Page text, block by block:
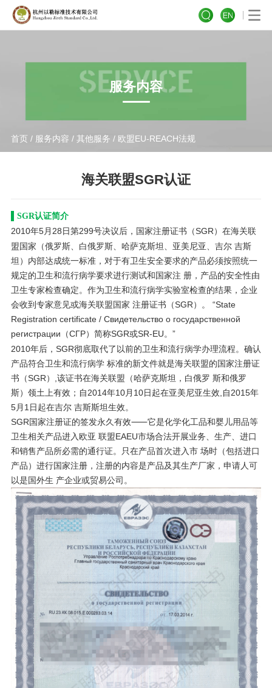
服务内容
首页 / 服务内容 / 其他服务 / 欧盟EU-REACH法规
海关联盟SGR认证
▌SGR认证简介
2010年5月28日第299号决议后，国家注册证书（SGR）在海关联
盟国家（俄罗斯、白俄罗斯、哈萨克斯坦、亚美尼亚、吉尔 吉斯
坦）内部达成统一标准，对于有卫生安全要求的产品必须按照统一
规定的卫生和流行病学要求进行测试和国家注 册，产品的安全性由
卫生专家检查确定。作为卫生和流行病学实验室检查的结果，企业
会收到专家意见或海关联盟国家 注册证书（SGR）。 “State
Registration certificate / Свидетельство о государственной
регистрации（СГР）简称SGR或SR-EU。”
2010年后，SGR彻底取代了以前的卫生和流行病学办理流程。确认
产品符合卫生和流行病学 标准的新文件就是海关联盟的国家注册证
书（SGR）,该证书在海关联盟（哈萨克斯坦，白俄罗 斯和俄罗
斯）领土上有效；自2014年10月10日起在亚美尼亚生效,自2015年
5月1日起在吉尔 吉斯斯坦生效。
SGR国家注册证的签发永久有效⸺它是化学化工品和婴儿用品等
卫生相关产品进入欧亚 联盟EAEU市场合法开展业务、生产、进口
和销售产品所必需的通行证。只在产品首次进入市 场时（包括进口
产品）进行国家注册，注册的内容是产品及其生产厂家，申请人可
以是国外生 产企业或贸易公司。